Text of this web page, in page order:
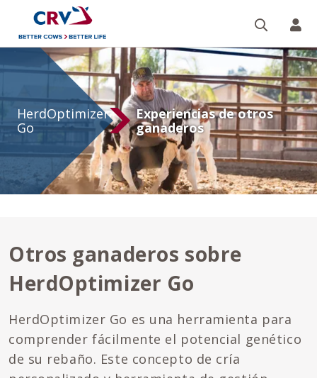
Testimonio
de
Herdoptimizer
HerdOptimizer
Go
Experiencias de otros
ganaderos
Otros ganaderos sobre
HerdOptimizer Go
HerdOptimizer Go es una herramienta para
comprender fácilmente el potencial genético
de su rebaño. Este concepto de cría